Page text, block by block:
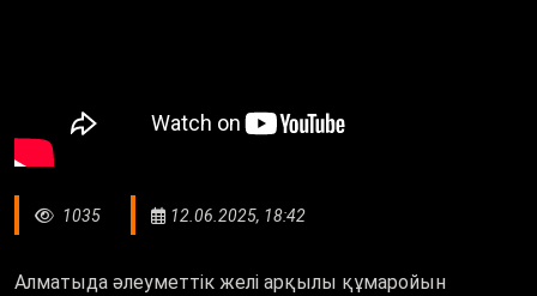
1035 12.06.2025, 18:42
Алматыда әлеуметтік желі арқылы құмаройын